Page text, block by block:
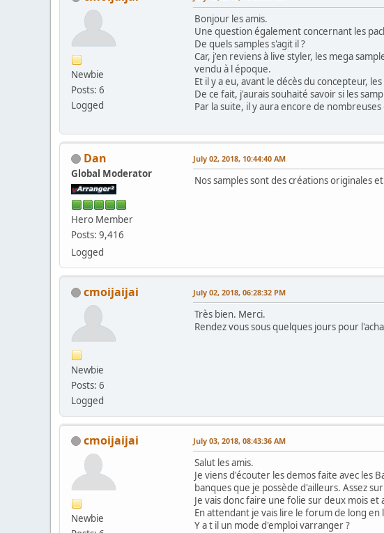
Newbie
Posts: 6
Logged
Bonjour les amis.
Une question également concernant les
De quels samples s'agit il ?
Car, j'en reviens à live styler, les mega
vendu à l époque.
Et il y a eu, avant le décès du concepteur,
De ce fait, j'aurais souhaité savoir si les
Par la suite, il y aura encore de
Dan
Global Moderator
Hero Member
Posts: 9,416
Logged
July 02, 2018, 10:44:40 AM
Nos samples sont des créations originales
cmoijaijai
Newbie
Posts: 6
Logged
July 02, 2018, 06:28:32 PM
Très bien. Merci.
Rendez vous sous quelques jours pour
cmoijaijai
Newbie
July 03, 2018, 08:43:36 AM
Salut les amis.
Je viens d'écouter les demos faite avec les
banques que je possède d'ailleurs. Assez
Je vais donc faire une folie sur deux mois
En attendant je vais lire le forum de long
Y a t il un mode d'emploi varranger ?